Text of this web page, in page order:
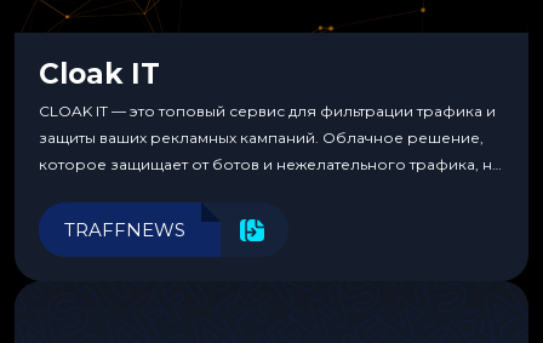
Cloak IT
CLOAK IT — это топовый сервис для фильтрации трафика и
защиты ваших рекламных кампаний. Облачное решение,
которое защищает от ботов и нежелательного трафика, не
программирования.
TRAFFNEWS